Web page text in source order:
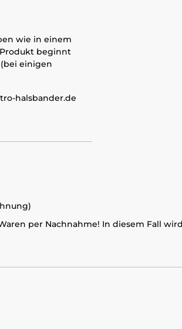
wie in einem
beginnt
einigen
halsbander.de
per Nachnahme! In diesem Fall